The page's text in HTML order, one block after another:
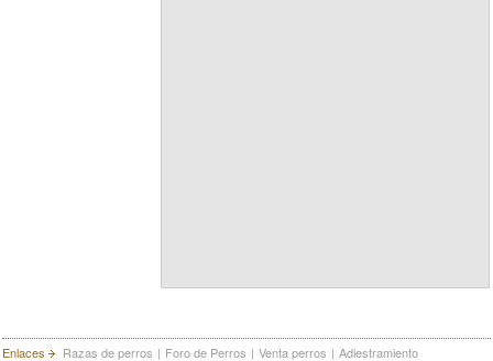
Enlaces Razas de perros | Foro de Perros | Venta perros | Adiestramiento